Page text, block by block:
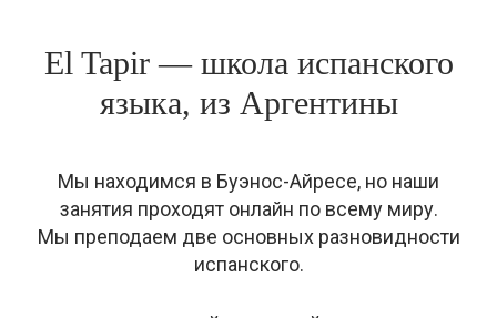
El Tapir — школа испанского
языка, из Аргентины
Мы находимся в Буэнос-Айресе, но наши
занятия проходят онлайн по всему миру.
Мы преподаем две основных разновидности
испанского.